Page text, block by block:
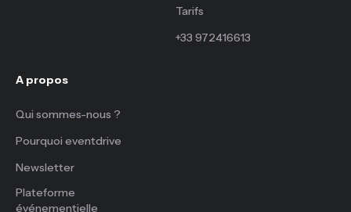
Tarifs
+33 972416613
A propos
Qui sommes-nous ?
Pourquoi eventdrive
Newsletter
Plateforme
événementielle